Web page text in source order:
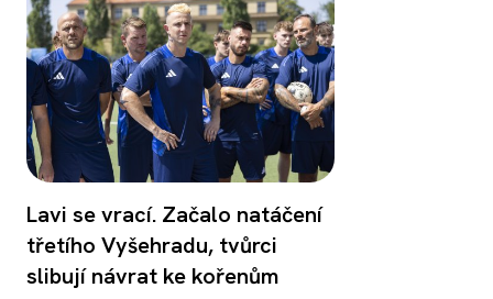
Lavi se vrací. Začalo natáčení
třetího Vyšehradu, tvůrci
slibují návrat ke kořenům